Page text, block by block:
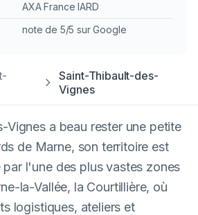
AXA France IARD
note de 5/5 sur Google
Saint-Thibault-des-
Vignes
Vignes a beau rester une petite
de Marne, son territoire est
l'une des plus vastes zones
la-Vallée, la Courtillière, où
logistiques, ateliers et